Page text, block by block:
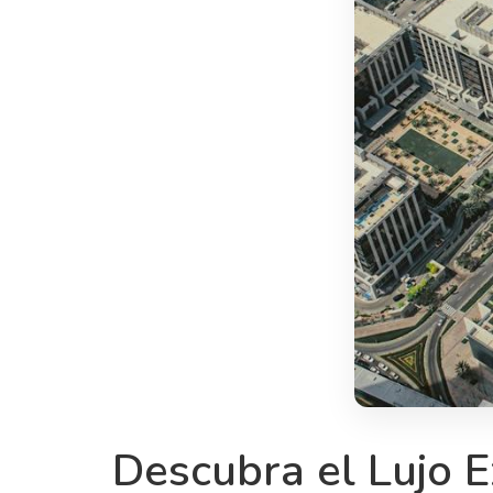
Descubra el Lujo